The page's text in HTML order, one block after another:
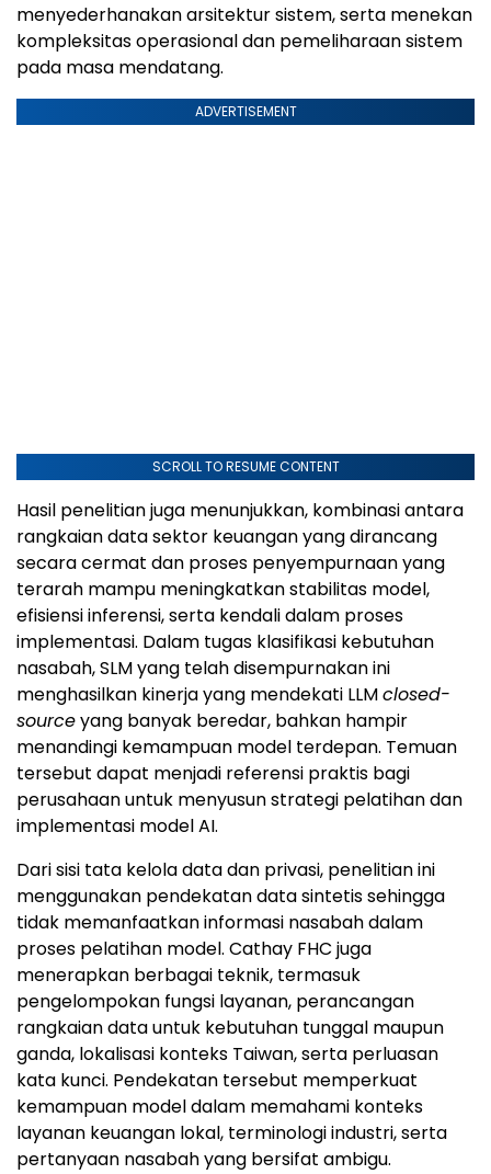
menyederhanakan arsitektur sistem, serta menekan
kompleksitas operasional dan pemeliharaan sistem
pada masa mendatang.
ADVERTISEMENT
SCROLL TO RESUME CONTENT
Hasil penelitian juga menunjukkan, kombinasi antara
rangkaian data sektor keuangan yang dirancang
secara cermat dan proses penyempurnaan yang
terarah mampu meningkatkan stabilitas model,
efisiensi inferensi, serta kendali dalam proses
implementasi. Dalam tugas klasifikasi kebutuhan
nasabah, SLM yang telah disempurnakan ini
menghasilkan kinerja yang mendekati LLMclosed-
sourceyang banyak beredar, bahkan hampir
menandingi kemampuan model terdepan. Temuan
tersebut dapat menjadi referensi praktis bagi
perusahaan untuk menyusun strategi pelatihan dan
implementasi model AI.
Dari sisi tata kelola data dan privasi, penelitian ini
menggunakan pendekatan data sintetis sehingga
tidak memanfaatkan informasi nasabah dalam
proses pelatihan model. Cathay FHC juga
menerapkan berbagai teknik, termasuk
pengelompokan fungsi layanan, perancangan
rangkaian data untuk kebutuhan tunggal maupun
ganda, lokalisasi konteks Taiwan, serta perluasan
kata kunci. Pendekatan tersebut memperkuat
kemampuan model dalam memahami konteks
layanan keuangan lokal, terminologi industri, serta
pertanyaan nasabah yang bersifat ambigu.